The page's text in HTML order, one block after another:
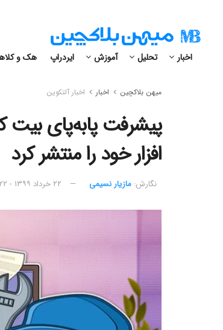
اخبار تحلیل آموزش ایردراپ هک و
میهن بلاکچین اخبار اخبار آلتکوین
پیشرفت پابه‌پای
افزار خود را منتشر کرد
نگارش:‌ مازیار نسیمی ۲۲ خرداد ۱۳۹۹ - ۱۷:۲۲